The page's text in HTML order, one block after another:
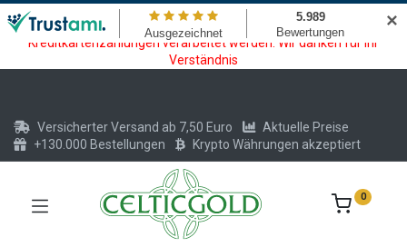
Wartungsarbeiten am Kreditkarten und Krypto Bezahlmodul. In der
Zeit vom 20.07. - 09.08.2026 können keine Krypto oder
Kreditkartenzahlungen verarbeitet werden. Wir danken für Ihr
Verständnis
Versicherter Versand ab 7,50 Euro
Aktuelle Preise
+130.000 Bestellungen
Krypto Währungen akzeptiert
0
✕